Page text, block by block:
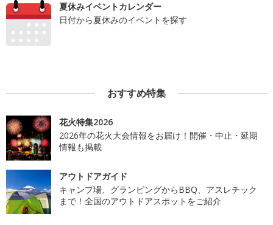
夏休みイベントカレンダー
日付から夏休みのイベントを探す
おすすめ特集
花火特集2026
2026年の花火大会情報をお届け！開催・中止・延期
情報も掲載
アウトドアガイド
キャンプ場、グランピングからBBQ、アスレチック
まで！全国のアウトドアスポットをご紹介